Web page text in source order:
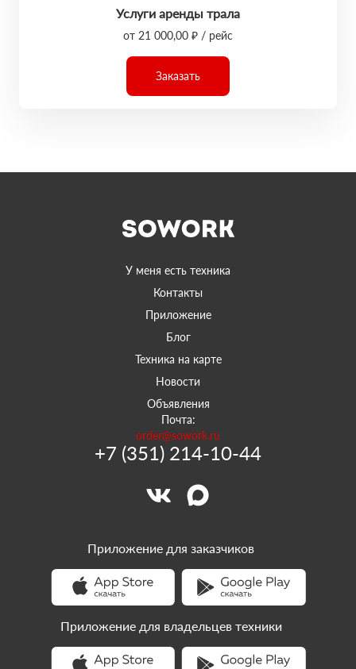
Услуги аренды трала
от 21 000,00 ₽ / рейс
Заказать
У меня есть техника
Контакты
Приложение
Блог
Техника на карте
Новости
Объявления
Почта:
order@sowork.ru
+7 (351) 214-10-44
Приложение для заказчиков
Приложение для владельцев техники